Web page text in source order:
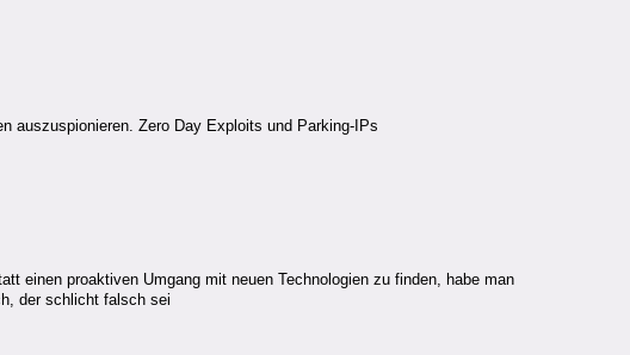
auszuspionieren. Zero Day Exploits und Parking-IPs
einen proaktiven Umgang mit neuen Technologien zu finden, habe man
der schlicht falsch sei